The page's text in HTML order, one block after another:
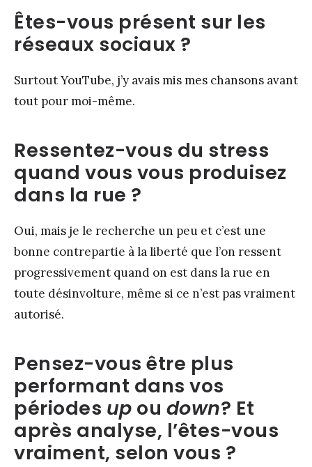
Êtes-vous présent sur les
réseaux sociaux ?
Surtout YouTube, j’y avais mis mes chansons avant
tout pour moi-même.
Ressentez-vous du stress
quand vous vous produisez
dans la rue ?
Oui, mais je le recherche un peu et c’est une
bonne contrepartie à la liberté que l’on ressent
progressivement quand on est dans la rue en
toute désinvolture, même si ce n’est pas vraiment
autorisé.
Pensez-vous être plus
performant dans vos
périodes up ou down? Et
après analyse, l’êtes-vous
vraiment, selon vous ?